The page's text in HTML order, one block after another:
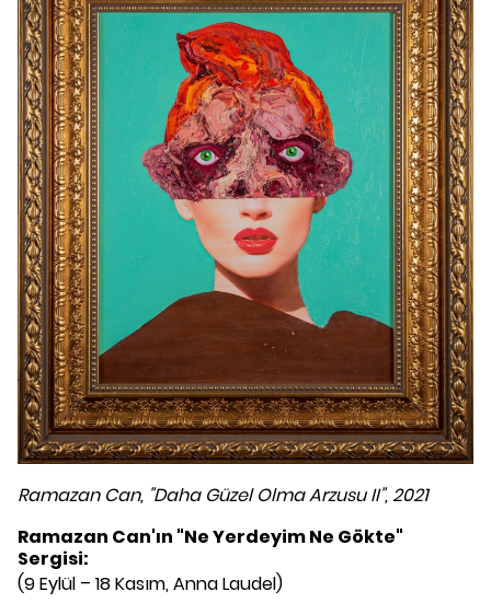
Ramazan Can, "Daha Güzel Olma Arzusu II", 2021
Ramazan Can'ın "Ne Yerdeyim Ne Gökte"
Sergisi:
(9 Eylül – 18 Kasım, Anna Laudel)